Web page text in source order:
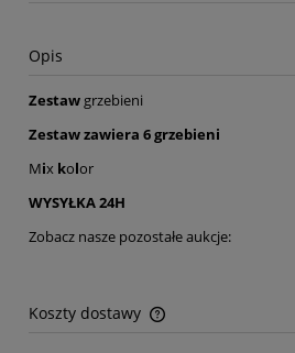
Opis
Zestaw grzebieni
Zestaw zawiera 6 grzebieni
Mix kolor
WYSYŁKA 24H
Zobacz nasze pozostałe aukcje:
Koszty dostawy
Cena nie zawiera ewentualnych